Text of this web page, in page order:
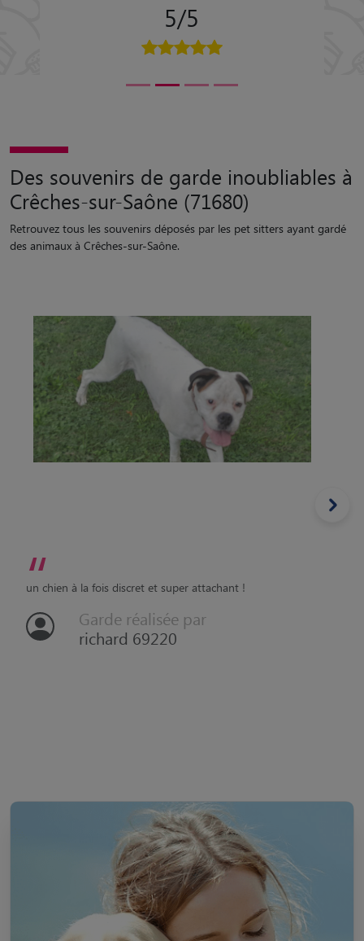
5/5
Des souvenirs de garde inoubliables à
Crêches-sur-Saône (71680)
Retrouvez tous les souvenirs déposés par les pet sitters ayant gardé
des animaux à Crêches-sur-Saône.
“
un chien à la fois discret et super attachant !
Garde réalisée par
richard 69220